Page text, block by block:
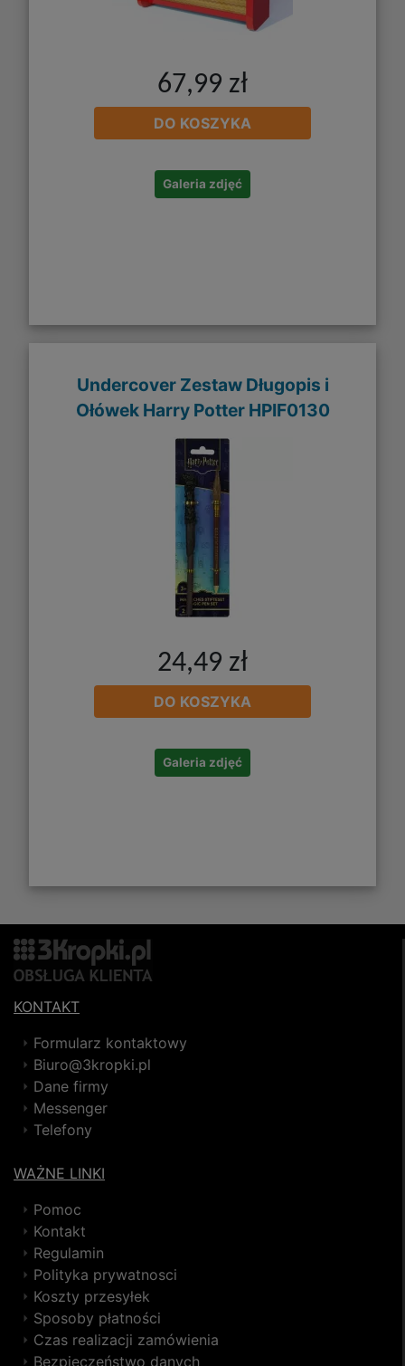
67,99 zł
DO KOSZYKA
Galeria zdjęć
Undercover Zestaw Długopis i
Ołówek Harry Potter HPIF0130
24,49 zł
DO KOSZYKA
Galeria zdjęć
KONTAKT
Formularz kontaktowy
Biuro@3kropki.pl
Dane firmy
Messenger
Telefony
WAŻNE LINKI
Pomoc
Kontakt
Regulamin
Polityka prywatnosci
Koszty przesyłek
Sposoby płatności
Czas realizacji zamówienia
Bezpieczeństwo danych